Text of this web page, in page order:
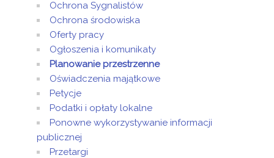
Ochrona Sygnalistów
Ochrona środowiska
Oferty pracy
Ogłoszenia i komunikaty
Planowanie przestrzenne
Oświadczenia majątkowe
Petycje
Podatki i opłaty lokalne
Ponowne wykorzystywanie informacji
publicznej
Przetargi